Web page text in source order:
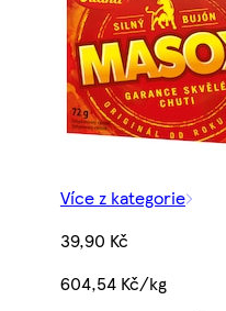
Více z kategorie
39,90 Kč
604,54 Kč/kg